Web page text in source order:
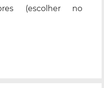
(escolher no